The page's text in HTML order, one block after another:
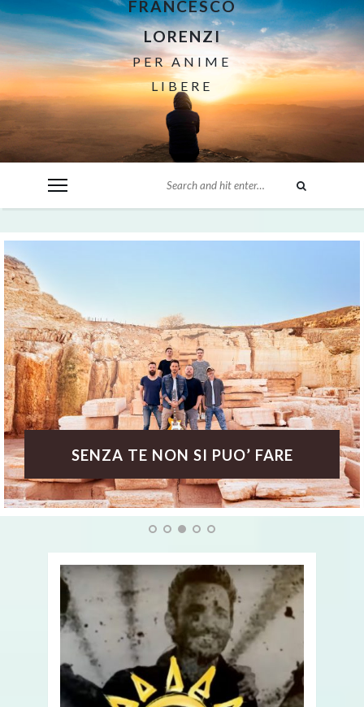
FRANCESCO
LORENZI
PER ANIME
LIBERE
SENZA TE NON SI PUO’ FARE